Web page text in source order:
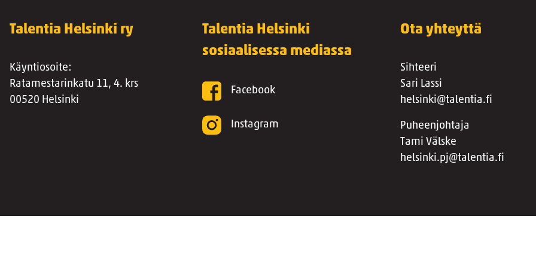
Talentia Helsinki ry
Käyntiosoite:
Ratamestarinkatu 11, 4. krs
00520 Helsinki
Talentia Helsinki
sosiaalisessa mediassa
Facebook
Instagram
Ota yhteyttä
Sihteeri
Sari Lassi
helsinki@talentia.fi
Puheenjohtaja
Tami Välske
helsinki.pj@talentia.fi